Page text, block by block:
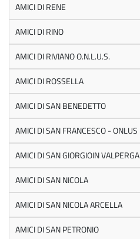
AMICI DI RENE
AMICI DI RINO
AMICI DI RIVIANO O.N.L.U.S.
AMICI DI ROSSELLA
AMICI DI SAN BENEDETTO
AMICI DI SAN FRANCESCO - ONLUS
AMICI DI SAN GIORGIOIN VALPERGA
AMICI DI SAN NICOLA
AMICI DI SAN NICOLA ARCELLA
AMICI DI SAN PETRONIO